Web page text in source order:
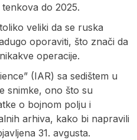
do 2025.
veliki da se ruska
oporaviti, što znači da
operacije.
(IAR) sa sedištem u
snimke, ono što su
o bojnom polju i
arhiva, kako bi napravili
31. avgusta.